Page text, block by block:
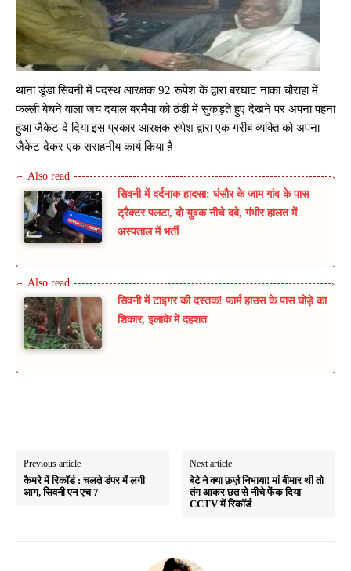
थाना डूंडा सिवनी में पदस्थ आरक्षक 92 रूपेश के द्वारा बरघाट नाका चौराहा में
फल्ली बेचने वाला जय दयाल बरमैया को ठंडी में सुकड़ते हुए देखने पर अपना पहना
हुआ जैकेट दे दिया इस प्रकार आरक्षक रुपेश द्वारा एक गरीब व्यक्ति को अपना
जैकेट देकर एक सराहनीय कार्य किया है
सिवनी में दर्दनाक हादसा: घंसौर के जाम गांव के पास
ट्रैक्टर पलटा, दो युवक नीचे दबे, गंभीर हालत में
अस्पताल में भर्ती
सिवनी में टाइगर की दस्तक! फार्म हाउस के पास घोड़े का
शिकार, इलाके में दहशत
Previous article
कैमरे में रिकॉर्ड : चलते डंपर में लगी
आग, सिवनी एन एच 7
Next article
बेटे ने क्या फ़र्ज़ निभाया! मां बीमार थी तो
तंग आकर छत से नीचे फेंक दिया
CCTV में रिकॉर्ड